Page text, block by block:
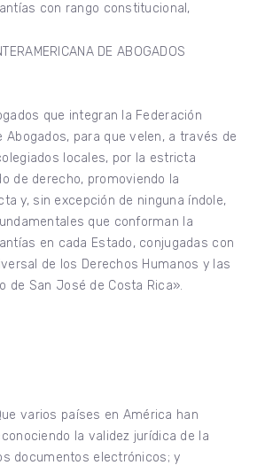
con rango constitucional,
DE ABOGADOS
que integran la Federación
Abogados, para que velen, a través de
locales, por la estricta
de derecho, promoviendo la
y, sin excepción de ninguna índole,
que conforman la
en cada Estado, conjugadas con
de los Derechos Humanos y las
de San José de Costa Rica».
varios países en América han
la validez jurídica de la
documentos electrónicos; y